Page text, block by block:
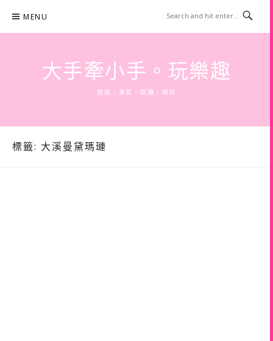
content
MENU
大手牽小手。玩樂趣
旅遊 | 美食 | 商攝 | 時尚
標籤: 大溪曼黛瑪璉